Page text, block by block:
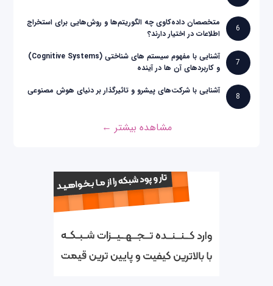
6
متخصصان داده‌کاوی چه الگوریتم‌ها و روش‌هایی برای استخراج
اطلاعات در اختیار دارند؟
7
آشنایی با مفهوم سیستم های شناختی (Cognitive Systems)
و کاربردهای آن ها در آینده
8
آشنایی با شرکت‌های پیشرو و تاثیرگذار بر دنیای هوش مصنوعی
مشاهده بیشتر ←